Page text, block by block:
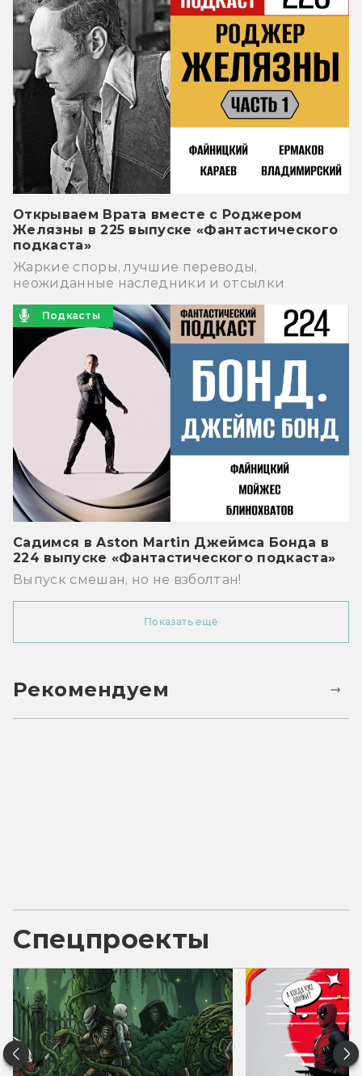
Открываем Врата вместе с Роджером
Желязны в 225 выпуске «Фантастического
подкаста»
Жаркие споры, лучшие переводы,
неожиданные наследники и отсылки
Подкасты
Садимся в Aston Martin Джеймса Бонда в
224 выпуске «Фантастического подкаста»
Выпуск смешан, но не взболтан!
Показать ещё
Рекомендуем
Спецпроекты